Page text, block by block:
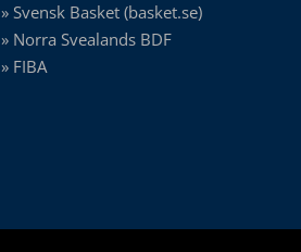
» Svensk Basket (basket.se)
» Norra Svealands BDF
» FIBA